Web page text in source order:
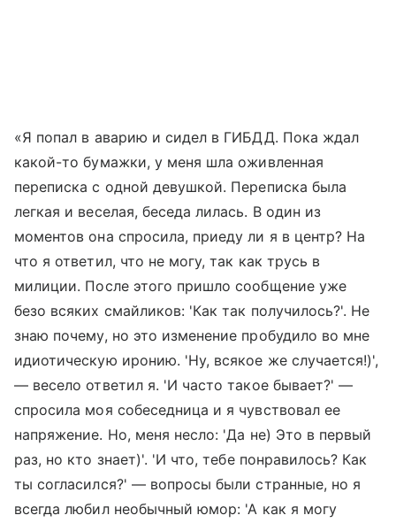
«Я попал в аварию и сидел в ГИБДД. Пока ждал
какой-то бумажки, у меня шла оживленная
переписка с одной девушкой. Переписка была
легкая и веселая, беседа лилась. В один из
моментов она спросила, приеду ли я в центр? На
что я ответил, что не могу, так как трусь в
милиции. После этого пришло сообщение уже
безо всяких смайликов: 'Как так получилось?'. Не
знаю почему, но это изменение пробудило во мне
идиотическую иронию. 'Ну, всякое же случается!)',
— весело ответил я. 'И часто такое бывает?' —
спросила моя собеседница и я чувствовал ее
напряжение. Но, меня несло: 'Да не) Это в первый
раз, но кто знает)'. 'И что, тебе понравилось? Как
ты согласился?' — вопросы были странные, но я
всегда любил необычный юмор: 'А как я могу